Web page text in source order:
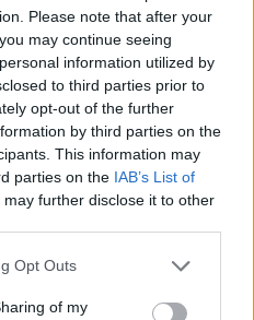
Please note that after your
may continue seeing
information utilized by
to third parties prior to
opt-out of the further
by third parties on the
This information may
parties on the IAB’s List of
may further disclose it to other
uses one or more Google
behaviour. You may click to
Opt Outs
of my
έκανε 1.980 χλμ με έναν